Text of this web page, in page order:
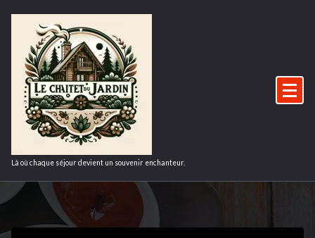
contenu
Là où chaque séjour devient un souvenir enchanteur.